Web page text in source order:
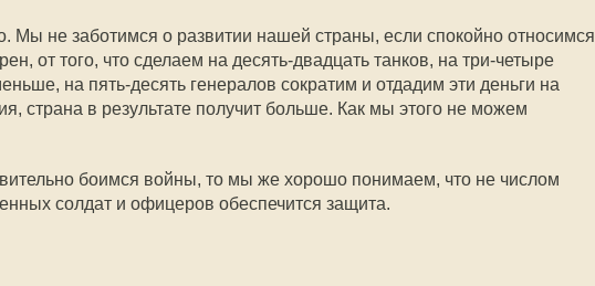
Мы не заботимся о развитии нашей страны, если спокойно относимся
от того, что сделаем на десять-двадцать танков, на три-четыре
на пять-десять генералов сократим и отдадим эти деньги на
страна в результате получит больше. Как мы этого не можем
боимся войны, то мы же хорошо понимаем, что не числом
солдат и офицеров обеспечится защита.